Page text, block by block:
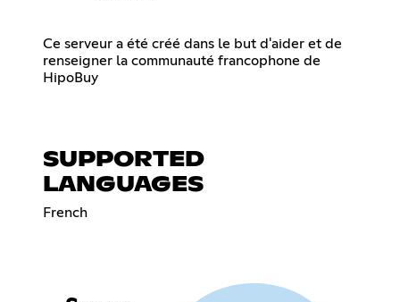
Ce serveur a été créé dans le but d'aider et de
renseigner la communauté francophone de
HipoBuy
SUPPORTED
LANGUAGES
French